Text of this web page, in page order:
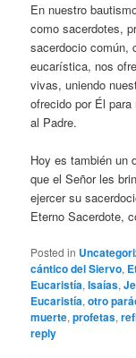
En nuestro
como sacerdotes,
sacerdocio común,
eucarística, nos
vivas, uniendo
ofrecido por Él
al Padre.
Hoy es también un
que el Señor les
ejercer su
Eterno Sacerdote,
Posted in
cántico del Siervo,
Eucaristía,Isaías,
Eucaristía,otro
muerte,profetas,
reply